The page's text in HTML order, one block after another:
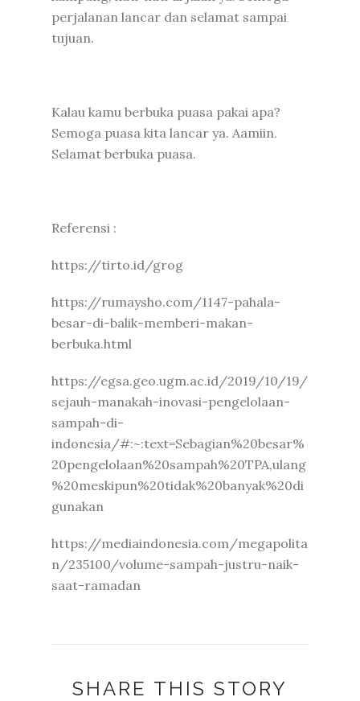
perjalanan lancar dan selamat sampai
tujuan.
Kalau kamu berbuka puasa pakai apa?
Semoga puasa kita lancar ya. Aamiin.
Selamat berbuka puasa.
Referensi :
https://tirto.id/grog
https://rumaysho.com/1147-pahala-
besar-di-balik-memberi-makan-
berbuka.html
https://egsa.geo.ugm.ac.id/2019/10/19/
sejauh-manakah-inovasi-pengelolaan-
sampah-di-
indonesia/#:~:text=Sebagian%20besar%
20pengelolaan%20sampah%20TPA,ulang
%20meskipun%20tidak%20banyak%20di
gunakan
https://mediaindonesia.com/megapolita
n/235100/volume-sampah-justru-naik-
saat-ramadan
SHARE THIS STORY